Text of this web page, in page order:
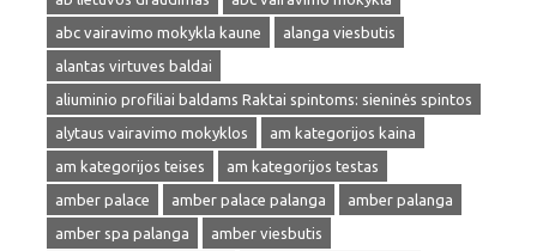
abc vairavimo mokykla kaune
alanga viesbutis
alantas virtuves baldai
aliuminio profiliai baldams Raktai spintoms: sieninės spintos
alytaus vairavimo mokyklos
am kategorijos kaina
am kategorijos teises
am kategorijos testas
amber palace
amber palace palanga
amber palanga
amber spa palanga
amber viesbutis